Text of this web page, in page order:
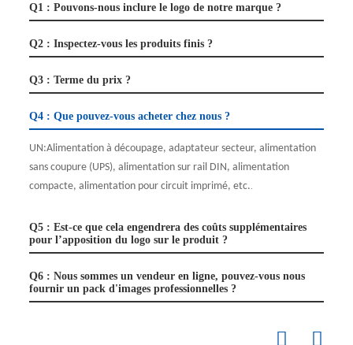
Q1 : Pouvons-nous inclure le logo de notre marque ?
Q2 : Inspectez-vous les produits finis ?
Q3 : Terme du prix ?
Q4 : Que pouvez-vous acheter chez nous ?
UN:Alimentation à découpage, adaptateur secteur, alimentation
sans coupure (UPS), alimentation sur rail DIN, alimentation
compacte, alimentation pour circuit imprimé, etc..
Q5 : Est-ce que cela engendrera des coûts supplémentaires
pour l’apposition du logo sur le produit ?
Q6 : Nous sommes un vendeur en ligne, pouvez-vous nous
fournir un pack d'images professionnelles ?